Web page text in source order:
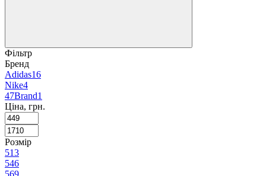
Фільтр
Бренд
Adidas16
Nike4
47Brand1
Ціна, грн.
Розмір
513
546
569